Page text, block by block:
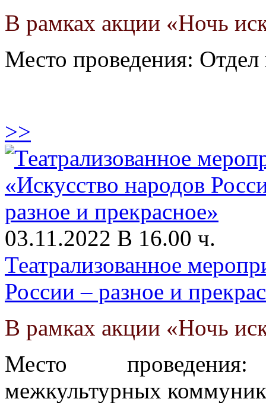
В рамках акции «Ночь
Место проведения: Отдел
>>
03.11.2022 В 16.00 ч.
Театрализованное
России – разное и
В рамках акции «Ночь
Место
межкультурных